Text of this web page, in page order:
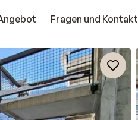
Fragen und Kontakt